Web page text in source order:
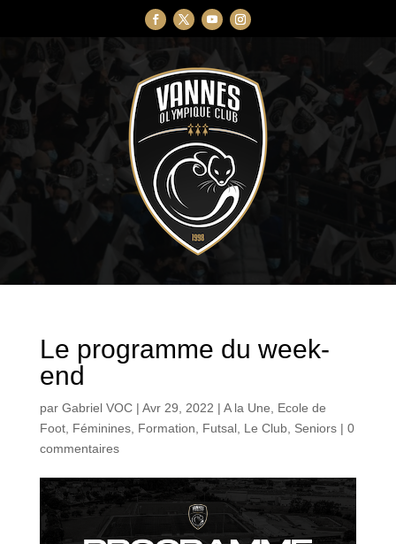
Le programme du week-
end
par Gabriel VOC| Avr 29, 2022 | A la Une, Ecole de
Foot, Féminines, Formation, Futsal, Le Club, Seniors| 0
commentaires